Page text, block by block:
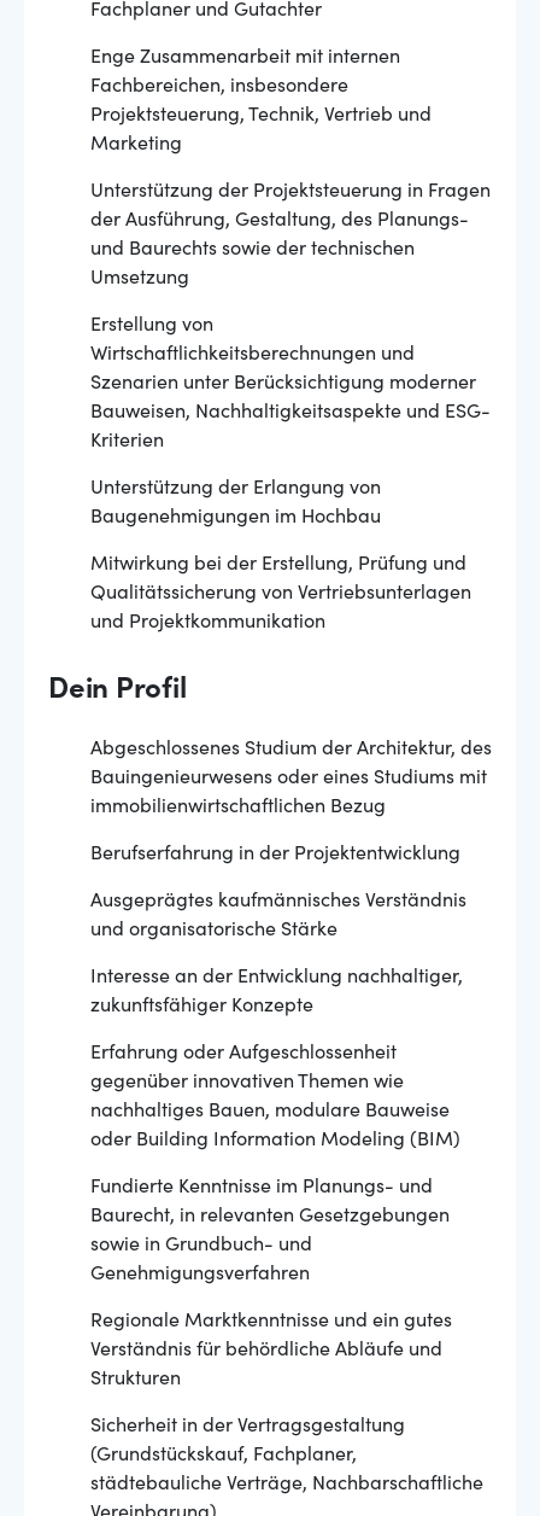
Fachplaner und Gutachter
Enge Zusammenarbeit mit internen
Fachbereichen, insbesondere
Projektsteuerung, Technik, Vertrieb und
Marketing
Unterstützung der Projektsteuerung in Fragen
der Ausführung, Gestaltung, des Planungs-
und Baurechts sowie der technischen
Umsetzung
Erstellung von
Wirtschaftlichkeitsberechnungen und
Szenarien unter Berücksichtigung moderner
Bauweisen, Nachhaltigkeitsaspekte und ESG-
Kriterien
Unterstützung der Erlangung von
Baugenehmigungen im Hochbau
Mitwirkung bei der Erstellung, Prüfung und
Qualitätssicherung von Vertriebsunterlagen
und Projektkommunikation
Dein Profil
Abgeschlossenes Studium der Architektur, des
Bauingenieurwesens oder eines Studiums mit
immobilienwirtschaftlichen Bezug
Berufserfahrung in der Projektentwicklung
Ausgeprägtes kaufmännisches Verständnis
und organisatorische Stärke
Interesse an der Entwicklung nachhaltiger,
zukunftsfähiger Konzepte
Erfahrung oder Aufgeschlossenheit
gegenüber innovativen Themen wie
nachhaltiges Bauen, modulare Bauweise
oder Building Information Modeling (BIM)
Fundierte Kenntnisse im Planungs- und
Baurecht, in relevanten Gesetzgebungen
sowie in Grundbuch- und
Genehmigungsverfahren
Regionale Marktkenntnisse und ein gutes
Verständnis für behördliche Abläufe und
Strukturen
Sicherheit in der Vertragsgestaltung
(Grundstückskauf, Fachplaner,
städtebauliche Verträge, Nachbarschaftliche